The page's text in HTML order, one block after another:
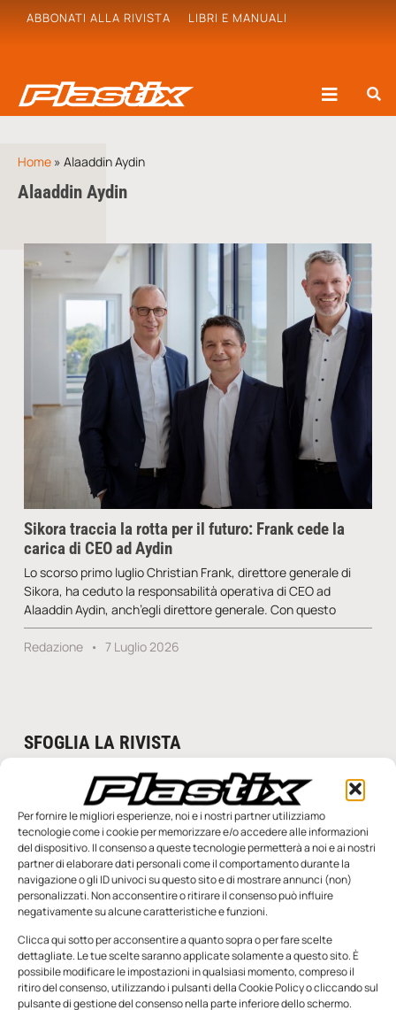
Per fornire le migliori esperienze, noi e i nostri partner utilizziamo
tecnologie come i cookie per memorizzare e/o accedere alle informazioni
del dispositivo. Il consenso a queste tecnologie permetterà a noi e ai nostri
partner di elaborare dati personali come il comportamento durante la
navigazione o gli ID univoci su questo sito e di mostrare annunci (non)
personalizzati. Non acconsentire o ritirare il consenso può influire
negativamente su alcune caratteristiche e funzioni.
Clicca qui sotto per acconsentire a quanto sopra o per fare scelte
dettagliate. Le tue scelte saranno applicate solamente a questo sito. È
possibile modificare le impostazioni in qualsiasi momento, compreso il
ritiro del consenso, utilizzando i pulsanti della Cookie Policy o cliccando sul
pulsante di gestione del consenso nella parte inferiore dello schermo.
ABBONATI ALLA RIVISTA LIBRI E MANUALI
Home » Alaaddin Aydin
Alaaddin Aydin
Sikora traccia la rotta per il futuro: Frank cede la
carica di CEO ad Aydin
Lo scorso primo luglio Christian Frank, direttore generale di
Sikora, ha ceduto la responsabilità operativa di CEO ad
Alaaddin Aydin, anch’egli direttore generale. Con questo
Redazione 7 Luglio 2026
SFOGLIA LA RIVISTA
n.5 - Giugno 2026 n.4 - Maggio 2026
Edicola Web
Notizie da Meccanicanews